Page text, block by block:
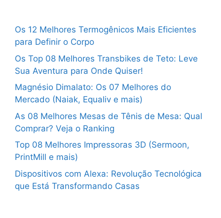
Os 12 Melhores Termogênicos Mais Eficientes
para Definir o Corpo
Os Top 08 Melhores Transbikes de Teto: Leve
Sua Aventura para Onde Quiser!
Magnésio Dimalato: Os 07 Melhores do
Mercado (Naiak, Equaliv e mais)
As 08 Melhores Mesas de Tênis de Mesa: Qual
Comprar? Veja o Ranking
Top 08 Melhores Impressoras 3D (Sermoon,
PrintMill e mais)
Dispositivos com Alexa: Revolução Tecnológica
que Está Transformando Casas